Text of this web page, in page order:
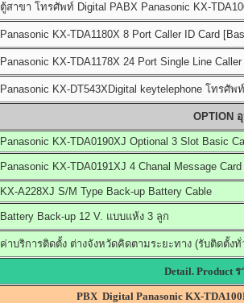
ตู้สาขา โทรศัพท์ Digital PABX Panasonic KX-
Panasonic KX-TDA1180X 8 Port Caller ID Card
Panasonic KX-TDA1178X 24 Port Single Line
Panasonic KX-DT543XDigital keytelephone โทรศั
OPTION
Panasonic KX-TDA0190XJ Optional 3 Slot Basic
Panasonic KX-TDA0191XJ 4 Chanal Message
KX-A228XJ S/M Type Back-up Battery Cable
Battery Back-up 12 V. แบบแห้ง 3 ลูก
ค่าบริการติดตั้ง ต่างจังหวัดคิดตามระยะทาง (รับติดตั้ง
Detail. Product
PBX Digital Panasonic KX-